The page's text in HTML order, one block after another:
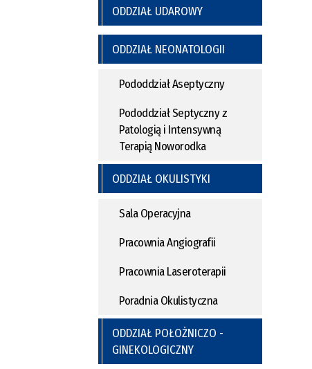
ODDZIAŁ UDAROWY
ODDZIAŁ NEONATOLOGII
Pododdział Aseptyczny
Pododdział Septyczny z
Patologią i Intensywną
Terapią Noworodka
ODDZIAŁ OKULISTYKI
Sala Operacyjna
Pracownia Angiografii
Pracownia Laseroterapii
Poradnia Okulistyczna
ODDZIAŁ POŁOŻNICZO -
GINEKOLOGICZNY